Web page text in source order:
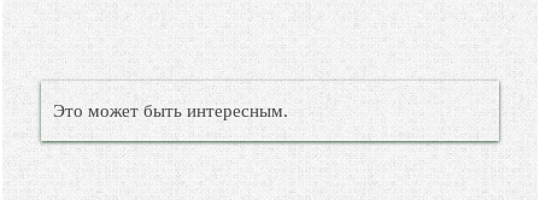
Это может быть интересным.